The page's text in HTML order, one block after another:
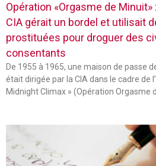
Opération «Orgasme de Minuit»
CIA gérait un bordel et utilisait
prostituées pour droguer des
consentants
De 1955 à 1965, une maison de passe
était dirigée par la CIA dans le cadre de
Midnight Climax » (Opération Orgasme